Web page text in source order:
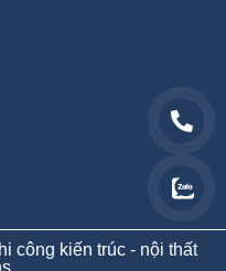
công kiến trúc - nội thất